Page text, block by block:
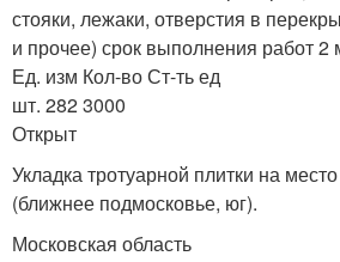
стояки, лежаки, отверстия в
и прочее) срок выполнения работ 2
Ед. изм Кол-во Ст-ть ед
шт. 282 3000
Открыт
Укладка тротуарной плитки на
(ближнее подмосковье, юг).
Московская область